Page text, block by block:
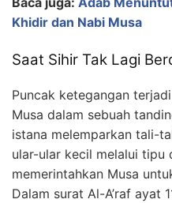
Khidir dan Nabi Musa
Saat Sihir Tak Lagi
Puncak ketegangan
Musa dalam sebuah
istana melemparkan tali-
ular-ular kecil melalui tipu
memerintahkan Musa
Dalam surat Al-A’raf ayat